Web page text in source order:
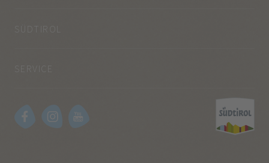
SÜDTIROL